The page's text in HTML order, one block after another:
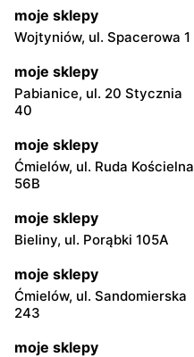
moje sklepy
Wojtyniów, ul. Spacerowa 1
moje sklepy
Pabianice, ul. 20 Stycznia
40
moje sklepy
Ćmielów, ul. Ruda Kościelna
56B
moje sklepy
Bieliny, ul. Porąbki 105A
moje sklepy
Ćmielów, ul. Sandomierska
243
moje sklepy